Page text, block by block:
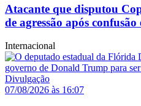
Atacante que disputou
de agressão após confusão
Internacional
07/08/2026 às 16:07